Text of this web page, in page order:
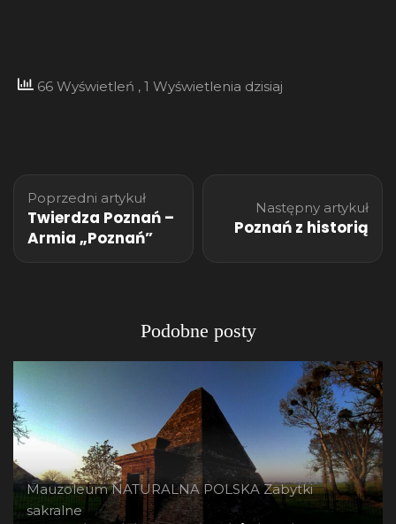
66 Wyświetleń , 1 Wyświetlenia dzisiaj
wpisu
Poprzedni artykuł
Twierdza Poznań –
Armia „Poznań”
Następny artykuł
Poznań z historią
Podobne posty
Mauzoleum NATURALNA POLSKA Zabytki
sakralne